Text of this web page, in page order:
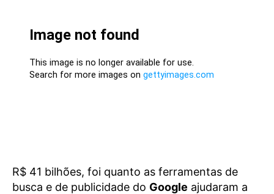
R$ 41 bilhões, foi quanto as ferramentas de
busca e de publicidade do Google ajudaram a